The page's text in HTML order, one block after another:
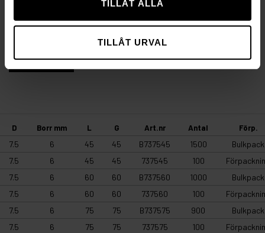
TILLÅT ALLA
TILLÅT URVAL
undvikas.
D Borr mm L G Art.nr Antal Förp.
7.5 6 45 45 B737545 1500
Bulkpack
7.5
6 45 45 737545 100
7.5
6 60 60 B737560 1000
Bulkpack
7.5
6 60 60 737560 100
7.5
6 75 75 B737575 900
Bulkpack
7.5
6 75 75 737575 100